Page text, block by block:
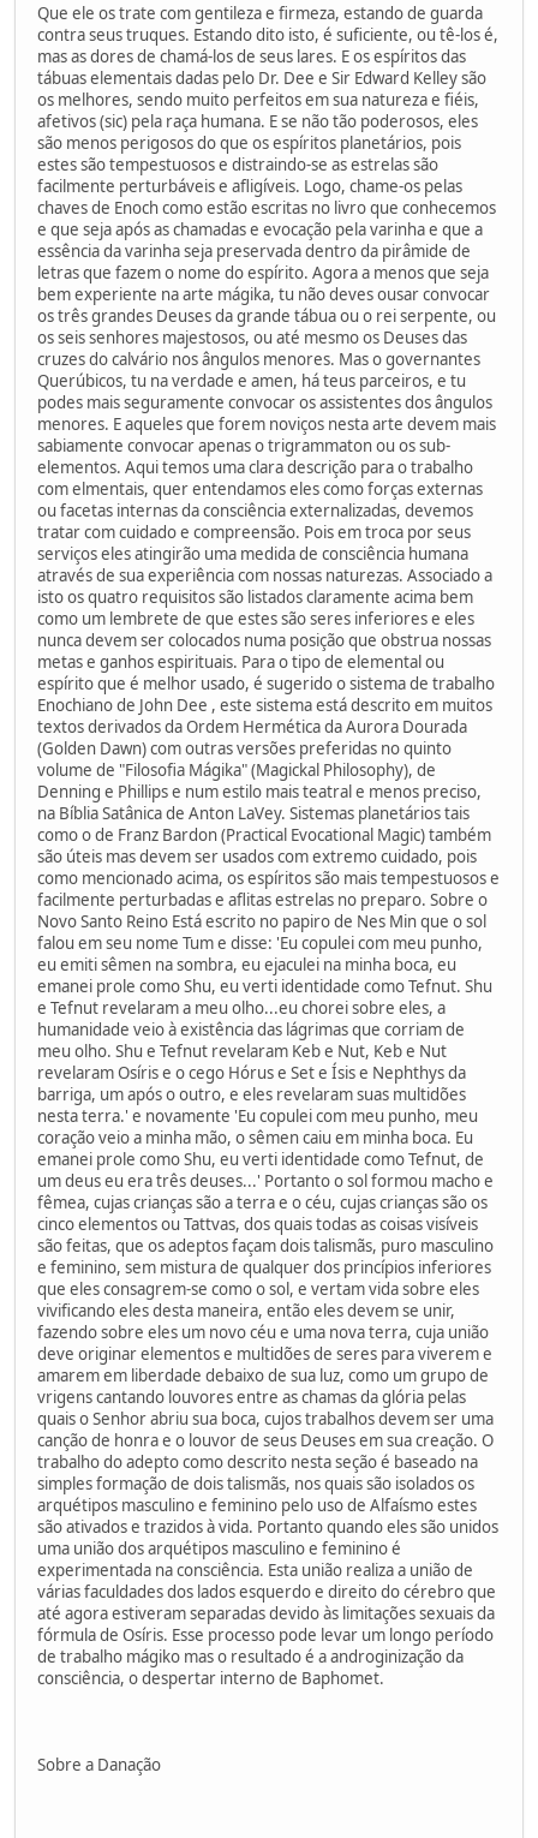
Que ele os trate com gentileza e firmeza, estando de guarda
contra seus truques. Estando dito isto, é suficiente, ou tê-los é,
mas as dores de chamá-los de seus lares. E os espíritos das
tábuas elementais dadas pelo Dr. Dee e Sir Edward Kelley são
os melhores, sendo muito perfeitos em sua natureza e fiéis,
afetivos (sic) pela raça humana. E se não tão poderosos, eles
são menos perigosos do que os espíritos planetários, pois
estes são tempestuosos e distraindo-se as estrelas são
facilmente perturbáveis e afligíveis. Logo, chame-os pelas
chaves de Enoch como estão escritas no livro que conhecemos
e que seja após as chamadas e evocação pela varinha e que a
essência da varinha seja preservada dentro da pirâmide de
letras que fazem o nome do espírito. Agora a menos que seja
bem experiente na arte mágika, tu não deves ousar convocar
os três grandes Deuses da grande tábua ou o rei serpente, ou
os seis senhores majestosos, ou até mesmo os Deuses das
cruzes do calvário nos ângulos menores. Mas o governantes
Querúbicos, tu na verdade e amen, há teus parceiros, e tu
podes mais seguramente convocar os assistentes dos ângulos
menores. E aqueles que forem noviços nesta arte devem mais
sabiamente convocar apenas o trigrammaton ou os sub-
elementos. Aqui temos uma clara descrição para o trabalho
com elmentais, quer entendamos eles como forças externas
ou facetas internas da consciência externalizadas, devemos
tratar com cuidado e compreensão. Pois em troca por seus
serviços eles atingirão uma medida de consciência humana
através de sua experiência com nossas naturezas. Associado a
isto os quatro requisitos são listados claramente acima bem
como um lembrete de que estes são seres inferiores e eles
nunca devem ser colocados numa posição que obstrua nossas
metas e ganhos espirituais. Para o tipo de elemental ou
espírito que é melhor usado, é sugerido o sistema de trabalho
Enochiano de John Dee , este sistema está descrito em muitos
textos derivados da Ordem Hermética da Aurora Dourada
(Golden Dawn) com outras versões preferidas no quinto
volume de "Filosofia Mágika" (Magickal Philosophy), de
Denning e Phillips e num estilo mais teatral e menos preciso,
na Bíblia Satânica de Anton LaVey. Sistemas planetários tais
como o de Franz Bardon (Practical Evocational Magic) também
são úteis mas devem ser usados com extremo cuidado, pois
como mencionado acima, os espíritos são mais tempestuosos e
facilmente perturbadas e aflitas estrelas no preparo. Sobre o
Novo Santo Reino Está escrito no papiro de Nes Min que o sol
falou em seu nome Tum e disse: 'Eu copulei com meu punho,
eu emiti sêmen na sombra, eu ejaculei na minha boca, eu
emanei prole como Shu, eu verti identidade como Tefnut. Shu
e Tefnut revelaram a meu olho...eu chorei sobre eles, a
humanidade veio à existência das lágrimas que corriam de
meu olho. Shu e Tefnut revelaram Keb e Nut, Keb e Nut
revelaram Osíris e o cego Hórus e Set e Ísis e Nephthys da
barriga, um após o outro, e eles revelaram suas multidões
nesta terra.' e novamente 'Eu copulei com meu punho, meu
coração veio a minha mão, o sêmen caiu em minha boca. Eu
emanei prole como Shu, eu verti identidade como Tefnut, de
um deus eu era três deuses...' Portanto o sol formou macho e
fêmea, cujas crianças são a terra e o céu, cujas crianças são os
cinco elementos ou Tattvas, dos quais todas as coisas visíveis
são feitas, que os adeptos façam dois talismãs, puro masculino
e feminino, sem mistura de qualquer dos princípios inferiores
que eles consagrem-se como o sol, e vertam vida sobre eles
vivificando eles desta maneira, então eles devem se unir,
fazendo sobre eles um novo céu e uma nova terra, cuja união
deve originar elementos e multidões de seres para viverem e
amarem em liberdade debaixo de sua luz, como um grupo de
vrigens cantando louvores entre as chamas da glória pelas
quais o Senhor abriu sua boca, cujos trabalhos devem ser uma
canção de honra e o louvor de seus Deuses em sua creação. O
trabalho do adepto como descrito nesta seção é baseado na
simples formação de dois talismãs, nos quais são isolados os
arquétipos masculino e feminino pelo uso de Alfaísmo estes
são ativados e trazidos à vida. Portanto quando eles são unidos
uma união dos arquétipos masculino e feminino é
experimentada na consciência. Esta união realiza a união de
várias faculdades dos lados esquerdo e direito do cérebro que
até agora estiveram separadas devido às limitações sexuais da
fórmula de Osíris. Esse processo pode levar um longo período
de trabalho mágiko mas o resultado é a androginização da
consciência, o despertar interno de Baphomet.
Sobre a Danação